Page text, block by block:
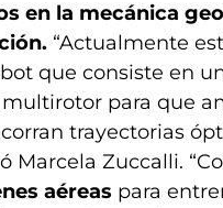
en la mecánica
“Actualmente
que consiste en
para que
trayectorias
Marcela Zuccalli.
aéreas para